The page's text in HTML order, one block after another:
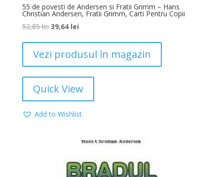
55 de povesti de Andersen si Fratii Grimm – Hans
Christian Andersen, Fratii Grimm, Carti Pentru Copii
52,85lei 39,64 lei
Vezi produsul în magazin
Quick View
Add to Wishlist